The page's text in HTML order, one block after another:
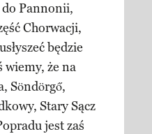
do Pannonii,
Chorwacji,
będzie
wiemy, że na
Söndörgő,
Stary Sącz
jest zaś